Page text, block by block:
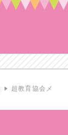
超教育協会メ